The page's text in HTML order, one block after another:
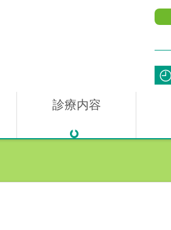
診療内容